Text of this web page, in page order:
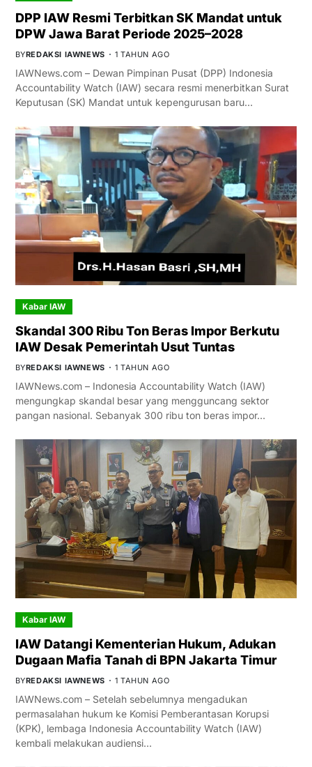
DPP IAW Resmi Terbitkan SK Mandat untuk
DPW Jawa Barat Periode 2025–2028
BYREDAKSI IAWNEWS 1 TAHUN AGO
IAWNews.com – Dewan Pimpinan Pusat (DPP) Indonesia
Accountability Watch (IAW) secara resmi menerbitkan Surat
Keputusan (SK) Mandat untuk kepengurusan baru…
Kabar IAW
Skandal 300 Ribu Ton Beras Impor Berkutu
IAW Desak Pemerintah Usut Tuntas
BYREDAKSI IAWNEWS 1 TAHUN AGO
IAWNews.com – Indonesia Accountability Watch (IAW)
mengungkap skandal besar yang mengguncang sektor
pangan nasional. Sebanyak 300 ribu ton beras impor…
Kabar IAW
IAW Datangi Kementerian Hukum, Adukan
Dugaan Mafia Tanah di BPN Jakarta Timur
BYREDAKSI IAWNEWS 1 TAHUN AGO
IAWNews.com – Setelah sebelumnya mengadukan
permasalahan hukum ke Komisi Pemberantasan Korupsi
(KPK), lembaga Indonesia Accountability Watch (IAW)
kembali melakukan audiensi…